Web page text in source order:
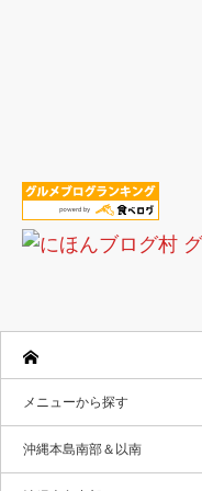
メニューから探す
沖縄本島南部＆以南